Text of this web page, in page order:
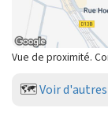
Vue de proximité.
🗺️Voir